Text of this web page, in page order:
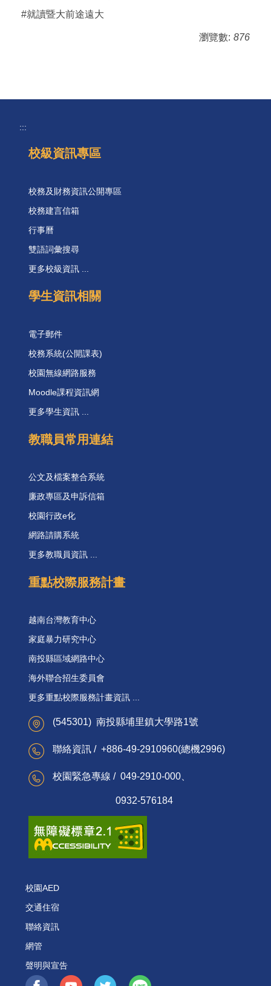
#就讀暨大前途遠大
瀏覽數: 876
:::
校級資訊專區
校務及財務資訊公開專區
校務建言信箱
行事曆
雙語詞彙搜尋
更多校級資訊 ...
學生資訊相關
電子郵件
校務系統(公開課表)
校園無線網路服務
Moodle課程資訊網
更多學生資訊 ...
教職員常用連結
公文及檔案整合系統
廉政專區及申訴信箱
校園行政e化
網路請購系統
更多教職員資訊 ...
重點校際服務計畫
越南台灣教育中心
家庭暴力研究中心
南投縣區域網路中心
海外聯合招生委員會
更多重點校際服務計畫資訊 ...
(545301) 南投縣埔里鎮大學路1號
聯絡資訊 / +886-49-2910960(總機2996)
校園緊急專線 / 049-2910-000、
0932-576184
校園AED
交通住宿
聯絡資訊
網管
聲明與宣告